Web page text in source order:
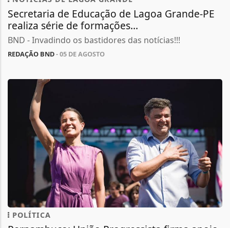
Secretaria de Educação de Lagoa Grande-PE
realiza série de formações...
BND - Invadindo os bastidores das notícias!!!
REDAÇÃO BND- 05 DE AGOSTO
POLÍTICA